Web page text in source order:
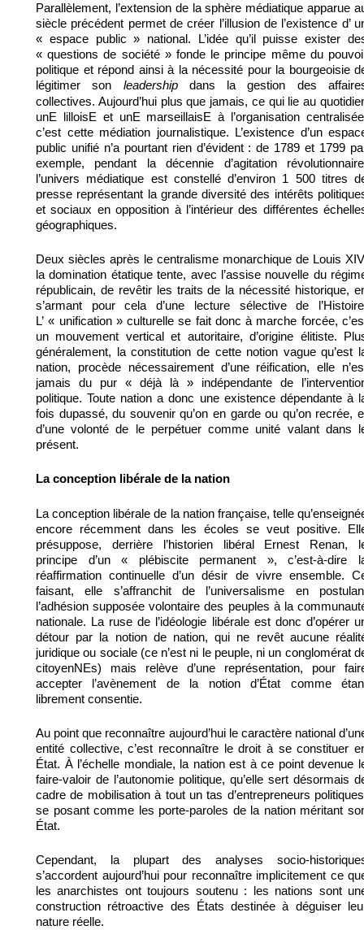
Parallèlement, l’extension de la sphère médiatique apparue
siècle précédent permet de créer l’illusion de l’existence d’
« espace public » national. L’idée qu’il puisse exister
« questions de société » fonde le principe même du
politique et répond ainsi à la nécessité pour la bourgeoisie
légitimer son leadershipdans la gestion des
collectives. Aujourd’hui plus que jamais, ce qui lie au
unE lilloisE et unE marseillaisE à l’organisation
c’est cette médiation journalistique. L’existence d’un
public unifié n’a pourtant rien d’évident : de 1789 et 1799
exemple, pendant la décennie d’agitation
l’univers médiatique est constellé d’environ 1 500 titres
presse représentant la grande diversité des intérêts
et sociaux en opposition à l’intérieur des différentes
géographiques.
Deux siècles après le centralisme monarchique de Louis
la domination étatique tente, avec l’assise nouvelle du
républicain, de revêtir les traits de la nécessité historique,
s’armant pour cela d’une lecture sélective de
L’ « unification » culturelle se fait donc à marche forcée,
un mouvement vertical et autoritaire, d’origine élitiste.
généralement, la constitution de cette notion vague qu’est
nation, procède nécessairement d’une réification, elle
jamais du pur « déjà là » indépendante de
politique. Toute nation a donc une existence dépendante à
fois dupassé, du souvenir qu’on en garde ou qu’on recrée,
d’une volonté de le perpétuer comme unité valant dans
présent.
La conception libérale de la nation
La conception libérale de la nation française, telle
encore récemment dans les écoles se veut positive.
présuppose, derrière l’historien libéral Ernest Renan,
principe d’un « plébiscite permanent », c’est-à-dire
réaffirmation continuelle d’un désir de vivre ensemble.
faisant, elle s’affranchit de l’universalisme en
l’adhésion supposée volontaire des peuples à la
nationale. La ruse de l’idéologie libérale est donc d’opérer
détour par la notion de nation, qui ne revêt aucune
juridique ou sociale (ce n’est ni le peuple, ni un conglomérat
citoyenNEs) mais relève d’une représentation, pour
accepter l’avènement de la notion d’État comme
librement consentie.
Au point que reconnaître aujourd’hui le caractère national
entité collective, c’est reconnaître le droit à se constituer
État. À l’échelle mondiale, la nation est à ce point devenue
faire-valoir de l’autonomie politique, qu’elle sert désormais
cadre de mobilisation à tout un tas d’entrepreneurs
se posant comme les porte-paroles de la nation méritant
État.
Cependant, la plupart des analyses socio-
s’accordent aujourd’hui pour reconnaître implicitement ce
les anarchistes ont toujours soutenu : les nations sont
construction rétroactive des États destinée à déguiser
nature réelle.